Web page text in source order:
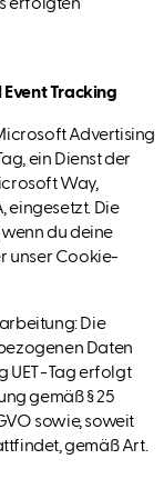
erfolgten
Tracking
Advertising
ein Dienst der
Way,
eingesetzt. Die
du deine
unser Cookie-
Die
Daten
UET-Tag erfolgt
gemäß § 25
sowie, soweit
gemäß Art.